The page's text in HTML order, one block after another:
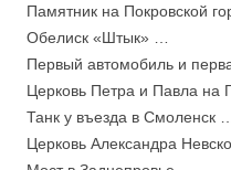
Памятник на Покровской
Обелиск «Штык» …
Первый автомобиль и
Церковь Петра и Павла на
Танк у въезда в Смоленск …
Церковь Александра